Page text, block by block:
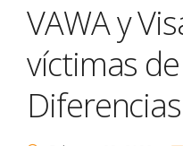
VAWA y
víctimas